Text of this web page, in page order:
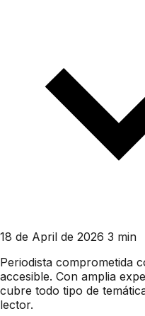
18 de April de 2026 3 min
Periodista comprometida
accesible. Con amplia
cubre todo tipo de
lector.